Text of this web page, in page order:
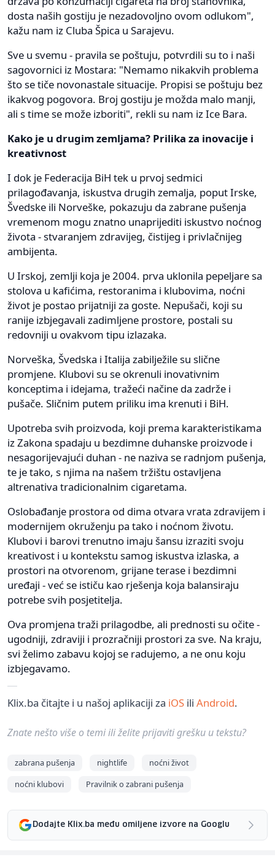
dosta naših gostiju je nezadovoljno ovom odlukom",
kažu nam iz Cluba Špica u Sarajevu.
Sve u svemu - pravila se poštuju, potvrdili su to i naši
sagovornici iz Mostara: "Nemamo nikakvih problema
što se tiče novonastale situacije. Propisi se poštuju bez
ikakvog pogovora. Broj gostiju je možda malo manji,
ali s time se može izboriti", rekli su nam iz Ice Bara.
Kako je u drugim zemljama? Prilika za inovacije i
kreativnost
I dok je Federacija BiH tek u prvoj sedmici
prilagođavanja, iskustva drugih zemalja, poput Irske,
Švedske ili Norveške, pokazuju da zabrane pušenja
vremenom mogu znatno unaprijediti iskustvo noćnog
života - stvaranjem zdravijeg, čistijeg i privlačnijeg
ambijenta.
U Irskoj, zemlji koja je 2004. prva uklonila pepeljare sa
stolova u kafićima, restoranima i klubovima, noćni
život je postao prijatniji za goste. Nepušači, koji su
ranije izbjegavali zadimljene prostore, postali su
redovniji u ovakvom tipu izlazaka.
Norveška, Švedska i Italija zabilježile su slične
promjene. Klubovi su se okrenuli inovativnim
konceptima i idejama, tražeći načine da zadrže i
pušače. Sličnim putem priliku ima krenuti i BiH.
Upotreba svih proizvoda, koji prema karakteristikama
iz Zakona spadaju u bezdimne duhanske proizvode i
nesagorijevajući duhan - ne naziva se radnjom pušenja,
te je tako, s njima na našem tržištu ostavljena
altrenativa tradicionalnim cigaretama.
Oslobađanje prostora od dima otvara vrata zdravijem i
modernijem okruženju pa tako i noćnom životu.
Klubovi i barovi trenutno imaju šansu izraziti svoju
kreativost i u kontekstu samog iskustva izlaska, a
prostori na otvorenom, grijane terase i bezdimni
uređaji - već se ističu kao rješenja koja balansiraju
potrebe svih posjetitelja.
Ova promjena traži prilagodbe, ali prednosti su očite -
ugodniji, zdraviji i prozračniji prostori za sve. Na kraju,
svi želimo zabavu kojoj se radujemo, a ne onu koju
izbjegavamo.
Klix.ba čitajte i u našoj aplikaciji za iOS ili Android.
Znate nešto više o temi ili želite prijaviti grešku u tekstu?
zabrana pušenja nightlife
noćni život
noćni klubovi
Pravilnik o zabrani pušenja
Dodajte Klix.ba među omiljene izvore na Googlu